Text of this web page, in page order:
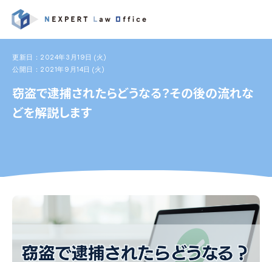
更新日：2024年3月19日 (火)
公開日：2021年9月14日 (火)
窃盗で逮捕されたらどうなる？その後の流れな
どを解説します